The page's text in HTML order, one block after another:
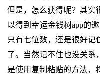
但是，怎么获得呢？其实
以得到幸运金钱树app的
只有七位数，还是很好记
了。当然记不住也没关系
是使用复制粘贴的方法，